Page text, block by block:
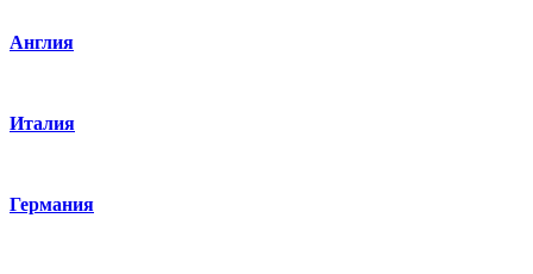
Англия
Италия
Германия